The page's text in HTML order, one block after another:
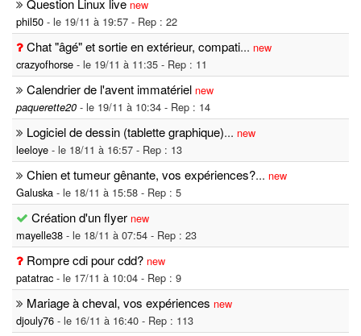
Question Linux live new
phil50 - le 19/11 à 19:57 - Rep : 22
Chat "âgé" et sortie en extérieur, compati... new
crazyofhorse - le 19/11 à 11:35 - Rep : 11
Calendrier de l'avent immatériel new
paquerette20 - le 19/11 à 10:34 - Rep : 14
Logiciel de dessin (tablette graphique)... new
leeloye - le 18/11 à 16:57 - Rep : 13
Chien et tumeur gênante, vos expériences?... new
Galuska - le 18/11 à 15:58 - Rep : 5
Création d'un flyer new
mayelle38 - le 18/11 à 07:54 - Rep : 23
Rompre cdi pour cdd? new
patatrac - le 17/11 à 10:04 - Rep : 9
Mariage à cheval, vos expériences new
djouly76 - le 16/11 à 16:40 - Rep : 113